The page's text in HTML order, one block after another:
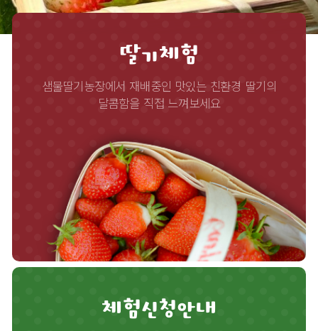
딸기체험
샘물딸기농장에서 재배중인 맛있는 친환경 딸기의
달콤함을 직접 느껴보세요
체험신청안내